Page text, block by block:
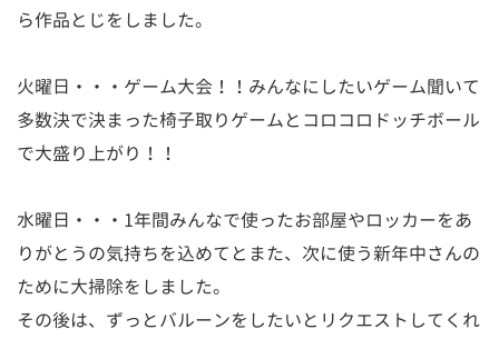
ら作品とじをしました。
火曜日・・・ゲーム大会！！みんなにしたいゲーム聞いて
多数決で決まった椅子取りゲームとコロコロドッチボール
で大盛り上がり！！
水曜日・・・1年間みんなで使ったお部屋やロッカーをあ
りがとうの気持ちを込めてとまた、次に使う新年中さんの
ために大掃除をしました。
その後は、ずっとバルーンをしたいとリクエストしてくれ